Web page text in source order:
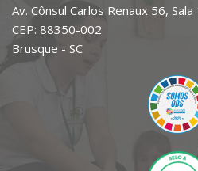
Av. Cônsul Carlos Renaux 56,
CEP: 88350-002
Brusque - SC